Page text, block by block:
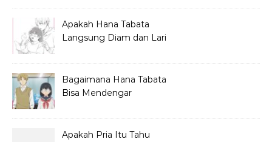
Apakah Hana Tabata
Langsung Diam dan Lari
Bagaimana Hana Tabata
Bisa Mendengar
Apakah Pria Itu Tahu